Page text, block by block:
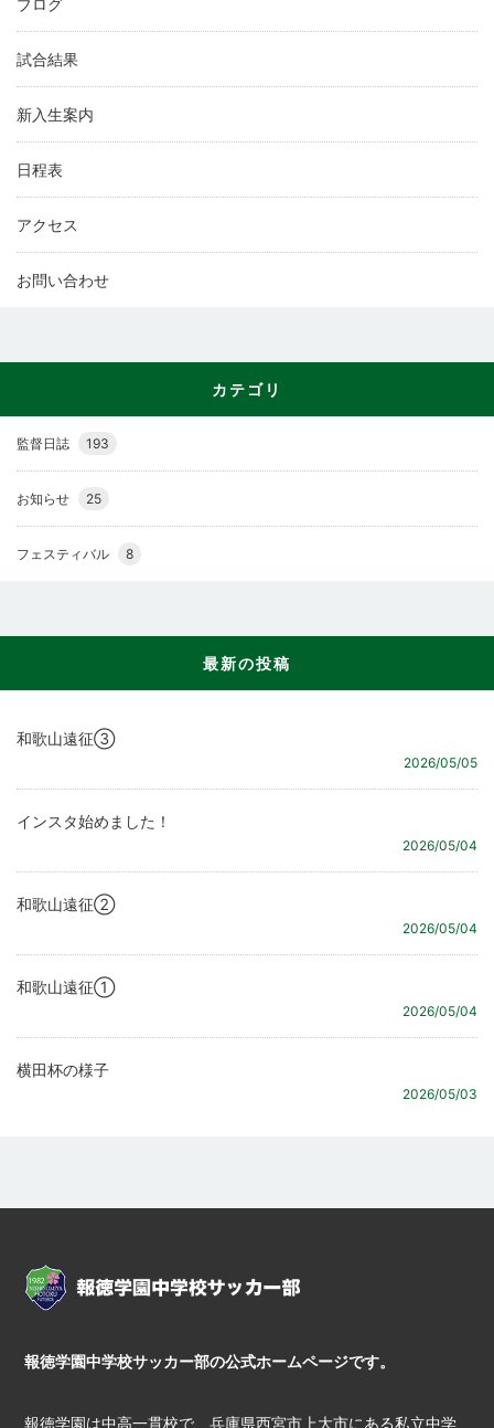
試合結果
新入生案内
日程表
アクセス
お問い合わせ
カテゴリ
監督日誌 193
お知らせ 25
フェスティバル 8
最新の投稿
和歌山遠征③
2026/05/05
インスタ始めました！
2026/05/04
和歌山遠征②
2026/05/04
和歌山遠征①
2026/05/04
横田杯の様子
2026/05/03
報徳学園中学校サッカー部の公式ホームページです。
報徳学園は中高一貫校で、兵庫県西宮市上大市にある私立中学